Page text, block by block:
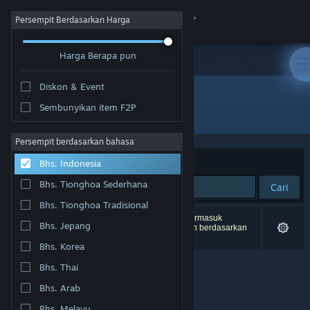
Login
Tentang
Bantuan
Ubah bahasa
Dapatkan Aplikasi Seluler Steam
Lihat situs web desktop
Persempit Berdasarkan Harga
Harga Berapa pun
Diskon & Event
Sembunyikan item F2P
Persempit berdasarkan bahasa
Bhs. Indonesia
Bhs. Tionghoa Sederhana
Bhs. Tionghoa Tradisional
Bhs. Jepang
Bhs. Korea
Bhs. Thai
Bhs. Arab
"OUTBREAK FALL: BIOHAZARD"
Berdasarkan Relevansi
Cari
0 hasil cocok dengan pencarianmu. 1 produk (termasuk
OUTBREAK FALL: BIOHAZARD
) tidak disertakan berdasarkan